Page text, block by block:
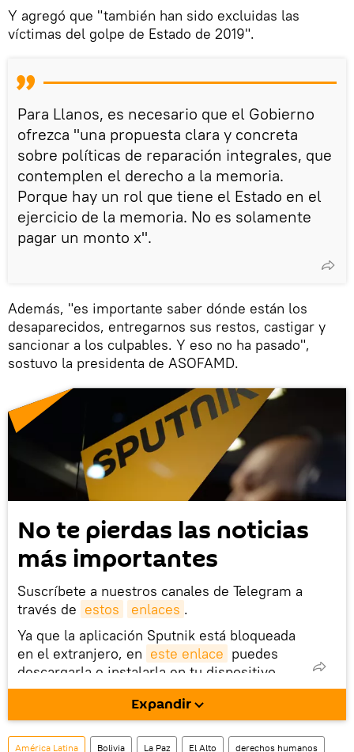
Y agregó que "también han sido excluidas las
víctimas del golpe de Estado de 2019".
Para Llanos, es necesario que el Gobierno
ofrezca "una propuesta clara y concreta
sobre políticas de reparación integrales, que
contemplen el derecho a la memoria.
Porque hay un rol que tiene el Estado en el
ejercicio de la memoria. No es solamente
pagar un monto x".
Además, "es importante saber dónde están los
desaparecidos, entregarnos sus restos, castigar y
sancionar a los culpables. Y eso no ha pasado",
sostuvo la presidenta de ASOFAMD.
No te pierdas las noticias
más importantes
Suscríbete a nuestros canales de Telegram a
través de estos enlaces .
Ya que la aplicación Sputnik está bloqueada
en el extranjero, en este enlace puedes
descargarla e instalarla en tu dispositivo
móvil (¡solo para Android!).
También tenemos una cuenta en la red
social rusa VK .
Expandir
América Latina Bolivia La Paz El Alto derechos humanos